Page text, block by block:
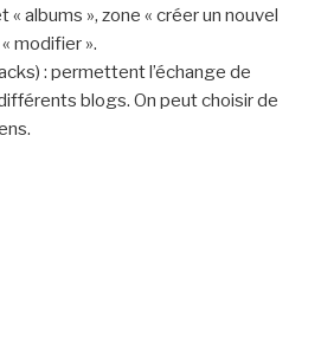
« albums », zone « créer un nouvel
modifier ».
: permettent l’échange de
blogs. On peut choisir de